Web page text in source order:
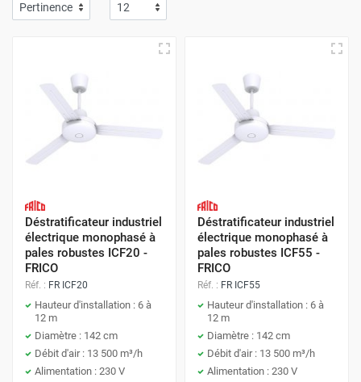
Déstratificateur industriel
électrique monophasé à
pales robustes ICF20 -
FRICO
Réf. : FR ICF20
Hauteur d'installation : 6 à
12 m
Diamètre : 142 cm
Débit d'air : 13 500 m³/h
Alimentation : 230 V
Déstratificateur industriel
électrique monophasé à
pales robustes ICF55 -
FRICO
Réf. : FR ICF55
Hauteur d'installation : 6 à
12 m
Diamètre : 142 cm
Débit d'air : 13 500 m³/h
Alimentation : 230 V